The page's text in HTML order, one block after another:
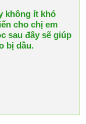
không ít khó
cho chị em
sau đây sẽ giúp
bị dầu.